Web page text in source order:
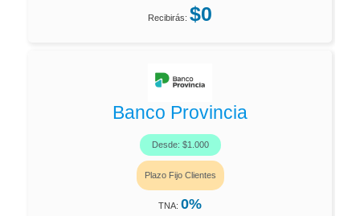
Recibirás: $0
Banco Provincia
Desde: $1.000
Plazo Fijo Clientes
TNA: 0%